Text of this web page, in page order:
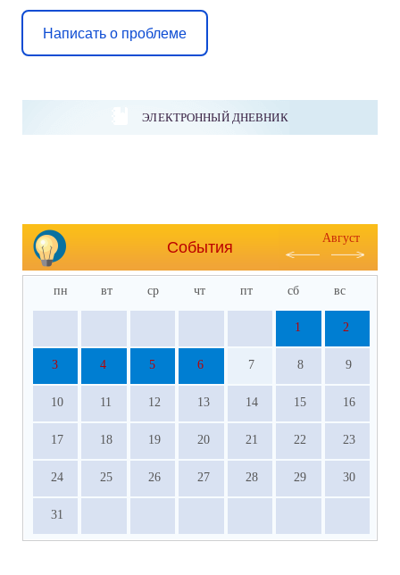
Написать о проблеме
ЭЛЕКТРОННЫЙ ДНЕВНИК
События
Август
пн вт ср чт пт сб вс
1 2
3 4 5 6 7 8 9
10 11 12 13 14 15 16
17 18 19 20 21 22 23
24 25 26 27 28 29 30
31